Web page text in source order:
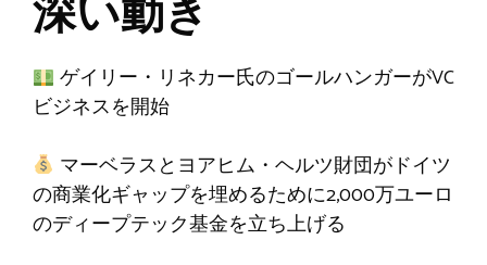
深い動き
ゲイリー・リネカー氏のゴールハンガーがVC
ビジネスを開始
マーベラスとヨアヒム・ヘルツ財団がドイツ
の商業化ギャップを埋めるために2,000万ユーロ
のディープテック基金を立ち上げる